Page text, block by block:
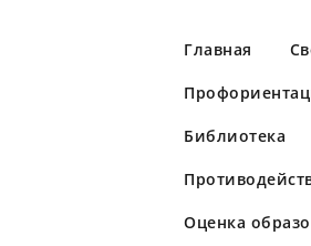
Главная
Библиотека
Оценка